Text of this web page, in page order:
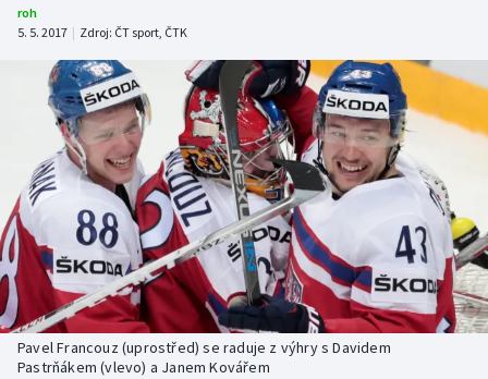
Atletika
Cyklistika
DALŠÍ SPORTY
Americký fotbal
Baseball a softbal
Basketbal
Biatlon
NEPŘEHLÉDNĚTE
Soutěže
Historické návraty
Aplikace ČT sport
roh
5. 5. 2017 | Zdroj: ČT sport, ČTK
Pavel Francouz (uprostřed) se raduje z výhry s Davidem
Pastrňákem (vlevo) a Janem Kovářem